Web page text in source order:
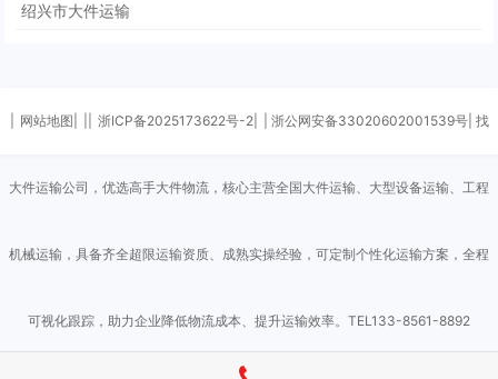
绍兴市大件运输
网站地图| 浙ICP备2025173622号-2| | 浙公网安备33020602001539号| 找
大件运输公司，优选高手大件物流，核心主营全国大件运输、大型设备运输、工程
机械运输，具备齐全超限运输资质、成熟实操经验，可定制个性化运输方案，全程
可视化跟踪，助力企业降低物流成本、提升运输效率。TEL133-8561-8892